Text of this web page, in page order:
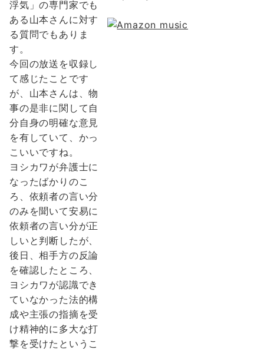
浮気」の専門家でも
ある山本さんに対す
る質問でもありま
す。
今回の放送を収録し
て感じたことです
が、山本さんは、物
事の是非に関して自
分自身の明確な意見
を有していて、かっ
こいいですね。
ヨシカワが弁護士に
なったばかりのこ
ろ、依頼者の言い分
のみを聞いて安易に
依頼者の言い分が正
しいと判断したが、
後日、相手方の反論
を確認したところ、
ヨシカワが認識でき
ていなかった法的構
成や主張の指摘を受
け精神的に多大な打
撃を受けたというこ